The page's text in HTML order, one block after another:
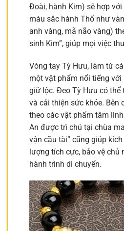
Đoài, hành Kim) sẽ hợp
màu sắc hành Thổ như
anh vàng, mã não vàng)
sinh Kim”, giúp mọi việc
Vòng tay Tỳ Hưu, làm từ
một vật phẩm nổi tiếng với
giữ lộc. Đeo Tỳ Hưu có thể
và cải thiện sức khỏe. Bên
theo các vật phẩm tâm
An được trì chú tại chùa
vận cầu tài” cũng giúp
lượng tích cực, bảo vệ chủ
hành trình di chuyển.